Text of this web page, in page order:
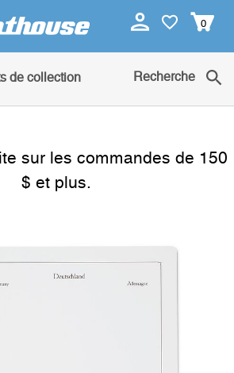
0
de collection Recherche
sur les commandes de 150
$ et plus.